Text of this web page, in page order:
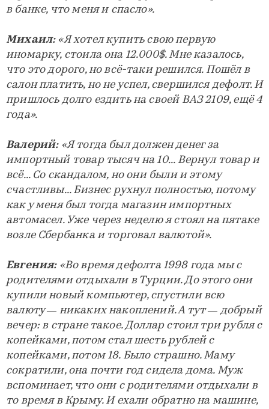
в банке, что меня и спасло».
Михаил:«Я хотел купить свою первую
иномарку, стоила она 12.000$. Мне казалось,
что это дорого, но всё-таки решился. Пошёл в
салон платить, но не успел, свершился дефолт. И
пришлось долго ездить на своей ВАЗ 2109, ещё 4
года».
Валерий:«Я тогда был должен денег за
импортный товар тысяч на 10... Вернул товар и
всё... Со скандалом, но они были и этому
счастливы... Бизнес рухнул полностью, потому
как у меня был тогда магазин импортных
автомасел. Уже через неделю я стоял на пятаке
возле Сбербанка и торговал валютой».
Евгения:«Во время дефолта 1998 года мы с
родителями отдыхали в Турции. До этого они
купили новый компьютер, спустили всю
валюту — никаких накоплений. А тут — добрый
вечер: в стране такое. Доллар стоил три рубля с
копейками, потом стал шесть рублей с
копейками, потом 18. Было страшно. Маму
сократили, она почти год сидела дома. Муж
вспоминает, что они с родителями отдыхали в
то время в Крыму. И ехали обратно на машине,